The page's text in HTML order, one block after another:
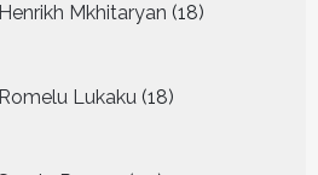
Henrikh Mkhitaryan 18
producten
Romelu Lukaku 18
producten